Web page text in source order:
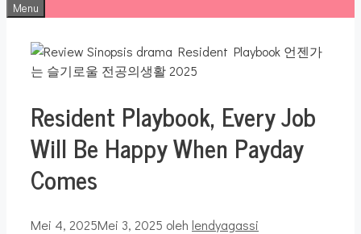
Menu
Resident Playbook, Every Job
Will Be Happy When Payday
Comes
Mei 4, 2025Mei 3, 2025 oleh lendyagassi